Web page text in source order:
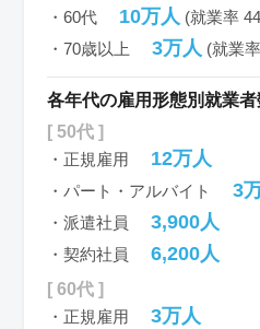
・60代
10万人 (就業率
・70歳以上
3万人 (就業
各年代の雇用形態別就業者
[ 50代 ]
・正規雇用
12万人
・パート・アルバイト 3
・派遣社員 3,900人
・契約社員 6,200人
[ 60代 ]
・正規雇用
3万人